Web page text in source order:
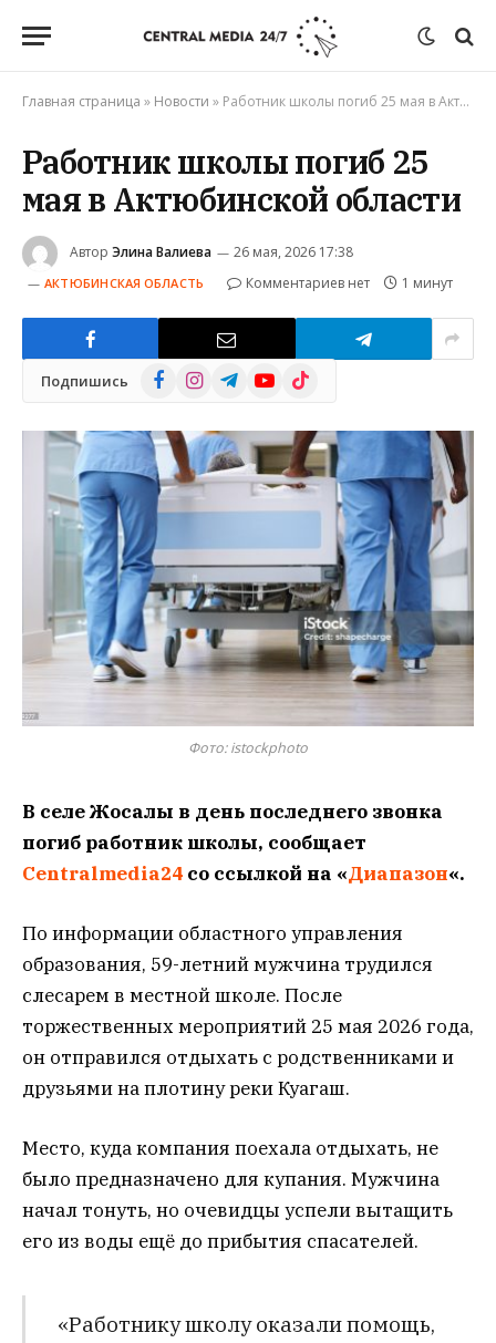
Главная страница » Новости » Работник школы погиб 25 мая в Актюбинской области
Работник школы погиб 25
мая в Актюбинской области
Автор Элина Валиева 26 мая, 2026 17:38
АКТЮБИНСКАЯ ОБЛАСТЬ Комментариев нет 1 минут
Подпишись FacebookInstagramTelegramYouTube
TikTok
Фото: istockphoto
В селе Жосалы в день последнего звонка
погиб работник школы, сообщает
Centralmedia24 со ссылкой на «Диапазон«.
По информации областного управления
образования, 59-летний мужчина трудился
слесарем в местной школе. После
торжественных мероприятий 25 мая 2026 года,
он отправился отдыхать с родственниками и
друзьями на плотину реки Куагаш.
Место, куда компания поехала отдыхать, не
было предназначено для купания. Мужчина
начал тонуть, но очевидцы успели вытащить
его из воды ещё до прибытия спасателей.
«Работнику школу оказали помощь,